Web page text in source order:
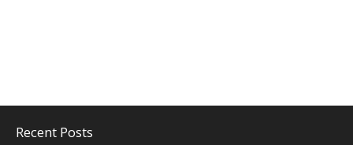
Recent Posts